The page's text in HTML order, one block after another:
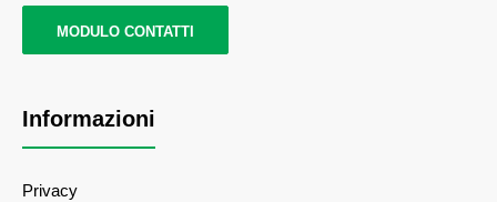
MODULO CONTATTI
Informazioni
Privacy